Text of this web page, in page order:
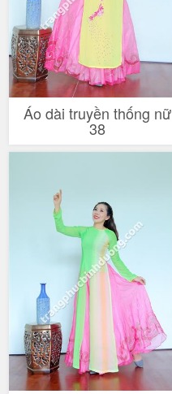
Áo dài truyền thống nữ
38